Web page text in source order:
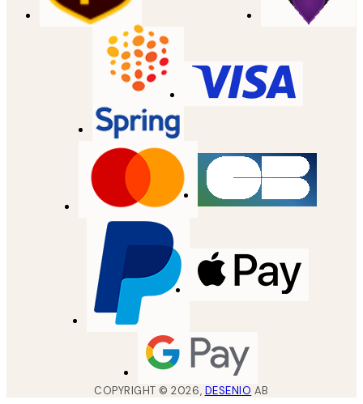
COPYRIGHT ©2026, DESENIO AB